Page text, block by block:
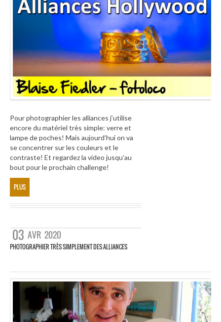
Pour photographier les alliances j’utilise
encore du matériel très simple: verre et
lampe de poches! Mais aujourd’hui on va
se concentrer sur les couleurs et le
contraste! Et regardez la video jusqu’au
bout pour le prochain challenge!
PLUS
03 AVR 2020
PHOTOGRAPHIER TRÈS SIMPLEMENT DES ALLIANCES